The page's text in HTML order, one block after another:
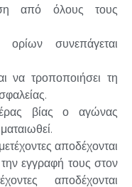
από όλους τους
συνεπάγεται
να τροποποιήσει τη
βίας ο αγώνας
αποδέχονται
εγγραφή τους στον
αποδέχονται